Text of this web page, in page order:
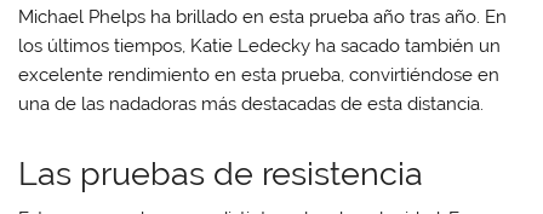
Michael Phelps ha brillado en esta prueba año tras año. En
los últimos tiempos, Katie Ledecky ha sacado también un
excelente rendimiento en esta prueba, convirtiéndose en
una de las nadadoras más destacadas de esta distancia.
Las pruebas de resistencia